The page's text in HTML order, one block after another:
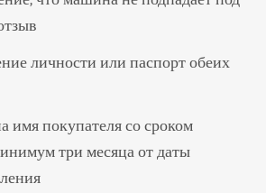
личности или паспорт обеих
имя покупателя со сроком
три месяца от даты